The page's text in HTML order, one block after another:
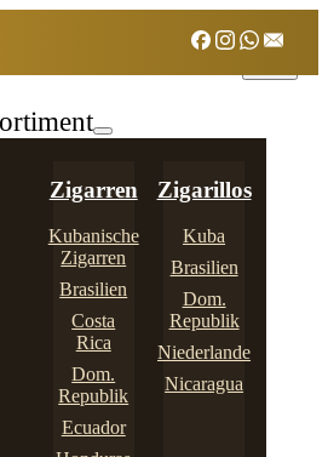
Zigarren
Kubanische
Zigarren
Brasilien
Costa
Rica
Dom.
Republik
Ecuador
Zigarillos
Kuba
Brasilien
Dom.
Republik
Niederlande
Nicaragua